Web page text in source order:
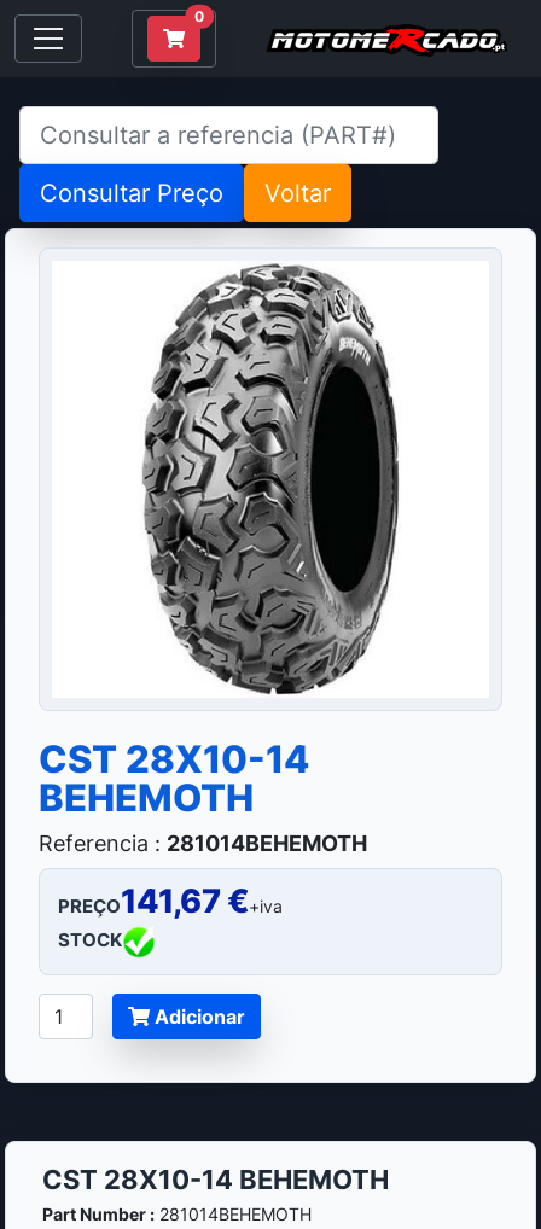
0
Consultar Preço Voltar
CST 28X10-14
BEHEMOTH
Referencia : 281014BEHEMOTH
PREÇO141,67 €+iva
STOCK
Adicionar
CST 28X10-14 BEHEMOTH
Part Number :281014BEHEMOTH